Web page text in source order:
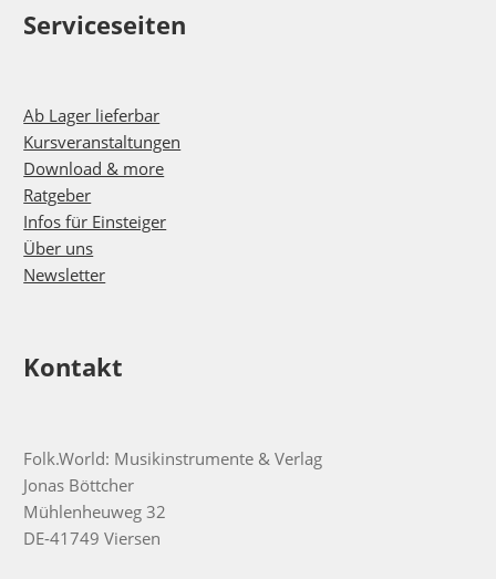
Serviceseiten
Ab Lager lieferbar
Kursveranstaltungen
Download & more
Ratgeber
Infos für Einsteiger
Über uns
Newsletter
Kontakt
Folk.World: Musikinstrumente & Verlag
Jonas Böttcher
Mühlenheuweg 32
DE-41749 Viersen